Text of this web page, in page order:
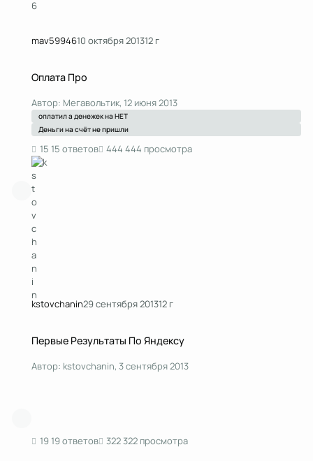
mav5994610 октября 201312 г
Оплата Про
Автор: Мегавольтик, 12 июня 2013
оплатил а денежек на НЕТ
Деньги на счёт не пришли
15 ответов 444 просмотра
kstоvchanin29 сентября 201312 г
Первые Результаты По Яндексу
Автор: kstоvchanin, 3 сентября 2013
19 ответов 322 просмотра